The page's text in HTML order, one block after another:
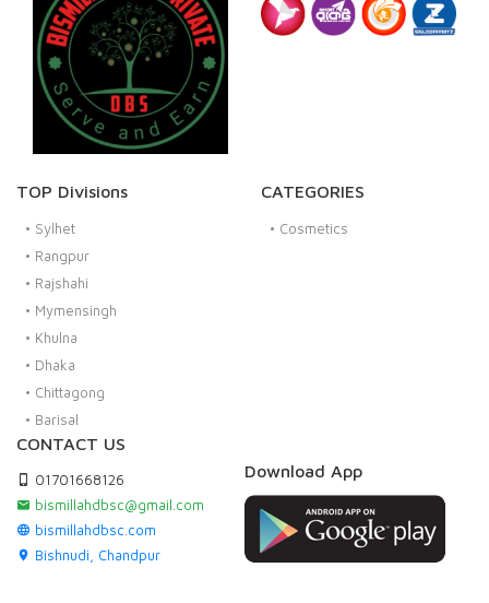
TOP Divisions
• Sylhet
• Rangpur
• Rajshahi
• Mymensingh
• Khulna
• Dhaka
• Chittagong
• Barisal
CATEGORIES
• Cosmetics
CONTACT US
01701668126
bismillahdbsc@gmail.com
bismillahdbsc.com
Bishnudi, Chandpur
Download App